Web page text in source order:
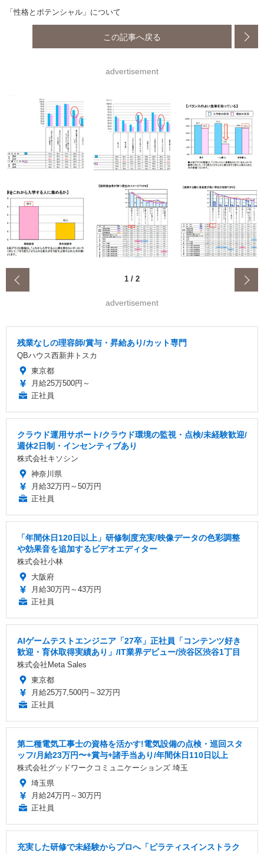
「性格とポテンシャル」について
この記事へ戻る
advertisement
1 / 2
advertisement
残業なしの理容師/賞与・昇給あり/カット専門
QBハウス西新井トスカ
東京都
月給25万500円～
正社員
クラウド運用サポート/クラウド環境の監視・点検/未経験歓迎/
週休2日制・インセンティブあり
株式会社キソシン
神奈川県
月給32万円～50万円
正社員
「年間休日120日以上」研修制度充実/映像データの色彩調整
や効果音を追加するビデオエディター
株式会社小林
大阪府
月給30万円～43万円
正社員
AIゲームテストエンジニア「27卒」正社員「コンテンツ好き
歓迎・育休取得実績あり」/IT業界デビュー/渋谷区渋谷1丁目
株式会社Meta Sales
東京都
月給25万7,500円～32万円
正社員
第二種電気工事士の資格を活かす!電気設備の点検・巡回スタ
ッフ/月給23万円〜+賞与+諸手当あり/年間休日110日以上
株式会社グッドワークコミュニケーションズ 埼玉
埼玉県
月給24万円～30万円
正社員
充実した研修で未経験からプロへ「ピラティスインストラク